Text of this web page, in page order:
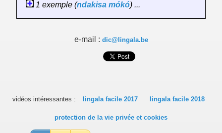
1 exemple (ndakisa mókó) ...
e-mail : dic@lingala.be
vidéos intéressantes : lingala facile 2017 lingala facile 2018
protection de la vie privée et cookies